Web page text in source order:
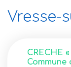
Vresse-
CRECHE
Commune